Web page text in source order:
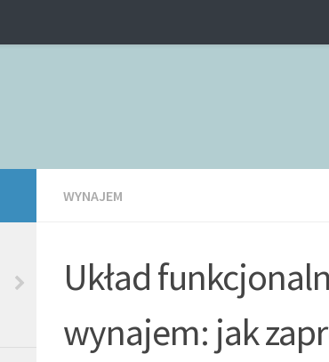
WYNAJEM
Układ
wynajem: jak